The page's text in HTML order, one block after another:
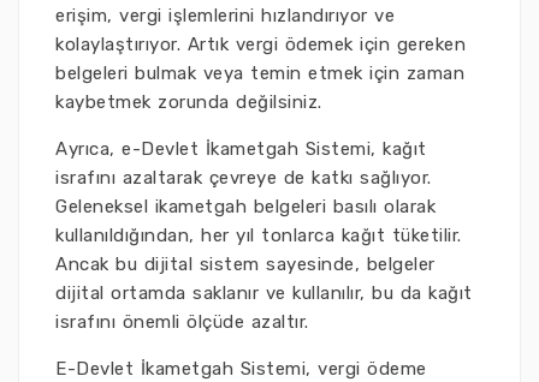
erişim, vergi işlemlerini hızlandırıyor ve
kolaylaştırıyor. Artık vergi ödemek için gereken
belgeleri bulmak veya temin etmek için zaman
kaybetmek zorunda değilsiniz.
Ayrıca, e-Devlet İkametgah Sistemi, kağıt
israfını azaltarak çevreye de katkı sağlıyor.
Geleneksel ikametgah belgeleri basılı olarak
kullanıldığından, her yıl tonlarca kağıt tüketilir.
Ancak bu dijital sistem sayesinde, belgeler
dijital ortamda saklanır ve kullanılır, bu da kağıt
israfını önemli ölçüde azaltır.
E-Devlet İkametgah Sistemi, vergi ödeme